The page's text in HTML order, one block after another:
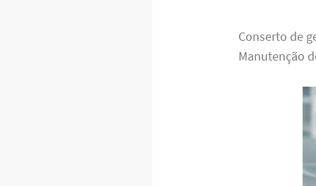
Conserto de
Manutenção